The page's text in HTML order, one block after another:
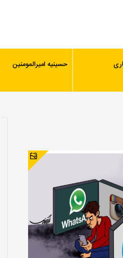
حسینیه امیرالمومنین